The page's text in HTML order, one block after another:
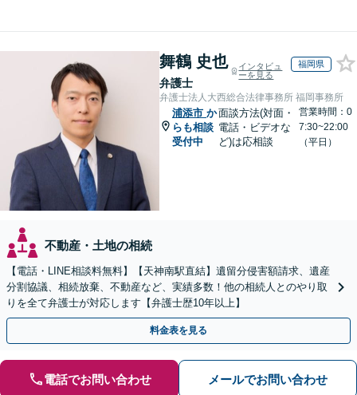
舞鶴 史也
弁護士
インタビュ
ーを見る
福岡県
弁護士法人大西総合法律事務所 福岡事務所
浦添市 か
らも相談
受付中
面談方法(対面・
電話・ビデオな
ど)は応相談
営業時間：0
7:30~22:00
（平日）
不動産・土地の相続
【電話・LINE相談料無料】【天神南駅直結】遺留分侵害額請求、遺産
分割協議、相続放棄、不動産など、実績多数！他の相続人とのやり取
りを全て弁護士が対応します【弁護士歴10年以上】
料金表を見る
電話でお問い合わせ メールでお問い合わせ